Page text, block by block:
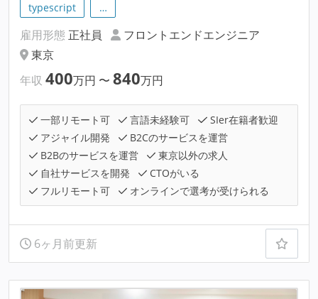
typescript
…
雇用形態 正社員
フロントエンドエンジニア
東京
年収 400万円 〜 840万円
一部リモート可 言語未経験可
SIer在籍者歓迎
アジャイル開発
B2Cのサービスを運営
B2Bのサービスを運営
東京以外の求人
自社サービスを開発
CTOがいる
フルリモート可
オンラインで選考が受けられる
6ヶ月前更新